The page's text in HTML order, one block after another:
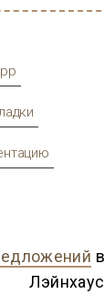
Лэйнхаус